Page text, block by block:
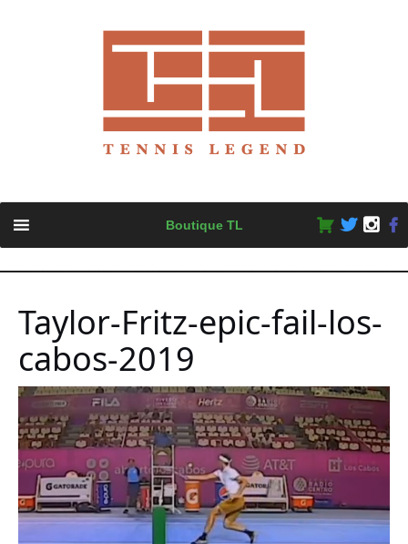
content
Boutique TL
Taylor-Fritz-epic-fail-los-
cabos-2019